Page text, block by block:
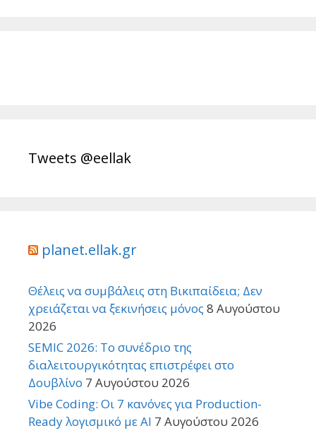
Tweets @eellak
planet.ellak.gr
Θέλεις να συμβάλεις στη Βικιπαίδεια; Δεν
χρειάζεται να ξεκινήσεις μόνος 8 Αυγούστου
2026
SEMIC 2026: Το συνέδριο της
διαλειτουργικότητας επιστρέφει στο
Δουβλίνο 7 Αυγούστου 2026
Vibe Coding: Οι 7 κανόνες για Production-
Ready λογισμικό με AI 7 Αυγούστου 2026